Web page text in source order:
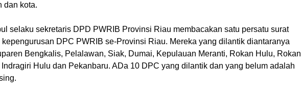
dan kota.
selaku sekretaris DPD PWRIB Provinsi Riau membacakan satu persatu surat
kepengurusan DPC PWRIB se-Provinsi Riau. Mereka yang dilantik diantaranya
Bengkalis, Pelalawan, Siak, Dumai, Kepulauan Meranti, Rokan Hulu, Rokan
Hulu dan Pekanbaru. ADa 10 DPC yang dilantik dan yang belum adalah